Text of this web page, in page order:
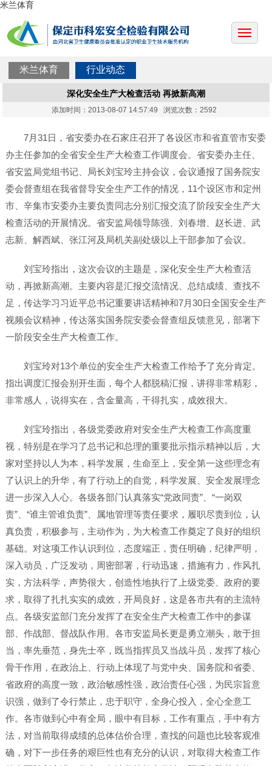
米兰体育
米兰体育 行业动态
深化安全生产大检查活动 再掀新高潮
添加时间：2013-08-07 14:57:49 浏览次数：2592
7月31日，省安委办在石家庄召开了各设区市和省直管市安委
办主任参加的全省安全生产大检查工作调度会。省安委办主任、
省安监局党组书记、局长刘宝玲主持会议，会议通报了国务院安
委会督查组在我省督导安全生产工作的情况，11个设区市和定州
市、辛集市安委办主要负责同志分别汇报交流了阶段安全生产大
检查活动的开展情况。省安监局领导陈强、刘春增、赵长进、武
志新、解西斌、张江河及局机关副处级以上干部参加了会议。
刘宝玲指出，这次会议的主题是，深化安全生产大检查活
动，再掀新高潮。主要内容是汇报交流情况、总结成绩、查找不
足，传达学习习近平总书记重要讲话精神和7月30日全国安全生产
视频会议精神，传达落实国务院安委会督查组反馈意见，部署下
一阶段安全生产大检查工作。
刘宝玲对13个单位的安全生产大检查工作给予了充分肯定。
指出调度汇报会别开生面，每个人都脱稿汇报，讲得非常精彩，
非常感人，说得实在，含金量高，干得扎实，成效很大。
刘宝玲指出，各级党委政府对安全生产大检查工作高度重
视，特别是在学习了总书记和总理的重要批示指示精神以后，大
家对坚持以人为本，科学发展，生命至上，安全第一这些理念有
了认识上的升华，有了行动上的自觉，科学发展、安全发展理念
进一步深入人心。各级各部门认真落实“党政同责”、“一岗双
责”、“谁主管谁负责”、属地管理等责任要求，履职尽责到位，认
真负责，积极参与，主动作为，为大检查工作奠定了良好的组织
基础。对这项工作认识到位，态度端正，责任明确，纪律严明，
深入动员，广泛发动，周密部署，行动迅速，措施有力，作风扎
实，方法科学，声势很大，创造性地执行了上级党委、政府的要
求，取得了扎扎实实的成效，开局良好，这是各市共有的主流特
点。各级安监部门充分发挥了在安全生产大检查工作中的参谋
部、作战部、督战队作用。各市安监局长更是勇立潮头，敢于担
当，率先垂范，身先士卒，既当指挥员又当战斗员，发挥了核心
骨干作用，在政治上、行动上体现了与党中央、国务院和省委、
省政府的高度一致，政治敏感性强，政治责任心强，为民宗旨意
识强，做到了令行禁止，忠于职守，全身心投入，全心全意工
作。各市做到心中有全局，眼中有目标，工作有重点，手中有方
法，对当前取得成绩的总体估价合理，查找的问题也比较客观准
确，对下一步任务的艰巨性也有充分的认识，对取得大检查工作